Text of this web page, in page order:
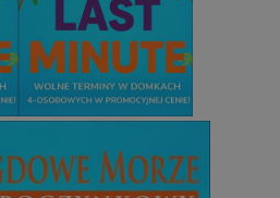
Niesklasyfikowane